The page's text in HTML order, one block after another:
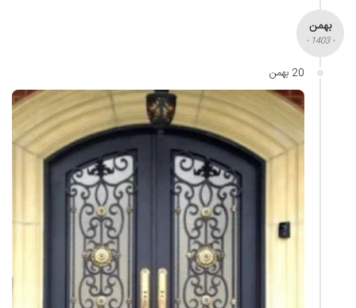
بهمن
- 1403 -
20 بهمن